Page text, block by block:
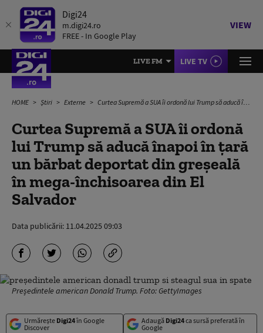
Digi24
m.digi24.ro
FREE - In Google Play
VIEW
LIVE FM LIVE TV
HOME Știri Externe Curtea Supremă a SUA îi ordonă lui Trump să aducă înapoi în țară un bărbat deportat din greșeală în mega-închisoarea din El Salvador
Curtea Supremă a SUA îi ordonă
lui Trump să aducă înapoi în țară
un bărbat deportat din greșeală
în mega-închisoarea din El
Salvador
Data publicării: 11.04.2025 09:03
Președintele american Donald Trump. Foto: GettyImages
Urmărește Digi24în Google
Discover
Adaugă Digi24ca sursă preferată în
Google